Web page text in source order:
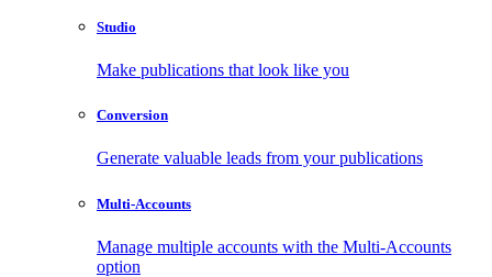
Studio
Make publications that look like you
Conversion
Generate valuable leads from your publications
Multi-Accounts
Manage multiple accounts with the Multi-Accounts
option